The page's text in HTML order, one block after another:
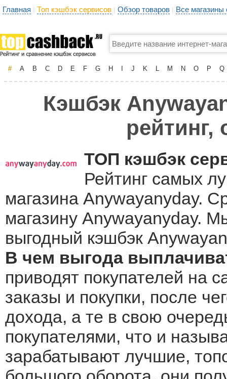
Главная | Топ кэшбэк сервисов | Обзор товаров | Все
# A B C D E F G H J K L M N O P Q
Кэшбэк
ТОП кэшбэк
Рейтинг самых
магазина Anywayanyday.
магазину Anywayanyday.
выгодный кэшбэк
В чем выгода
приводят покупателей на
заказы и покупки, после
дохода, а те в свою
покупателями, что и
зарабатывают лучшие,